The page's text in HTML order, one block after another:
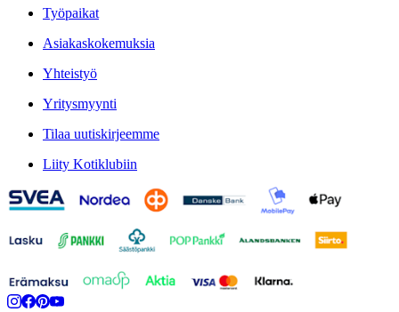
Työpaikat
Asiakaskokemuksia
Yhteistyö
Yritysmyynti
Tilaa uutiskirjeemme
Liity Kotiklubiin